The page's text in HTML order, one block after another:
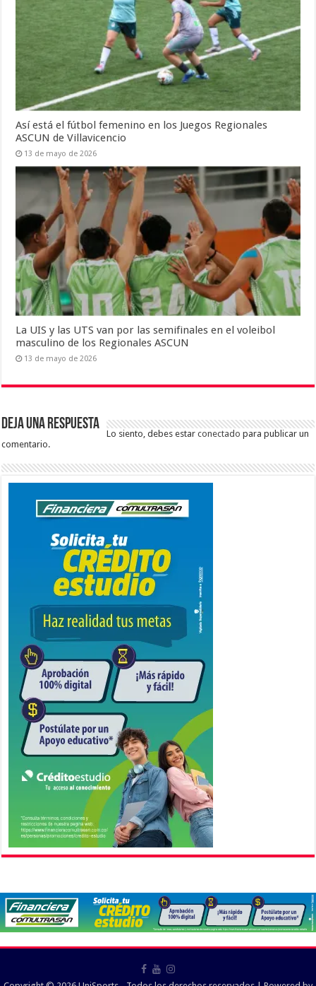
Así está el fútbol femenino en los Juegos Regionales
ASCUN de Villavicencio
13 de mayo de 2026
La UIS y las UTS van por las semifinales en el voleibol
masculino de los Regionales ASCUN
13 de mayo de 2026
Deja una respuesta
Lo siento, debes estarconectado para publicar un
comentario.